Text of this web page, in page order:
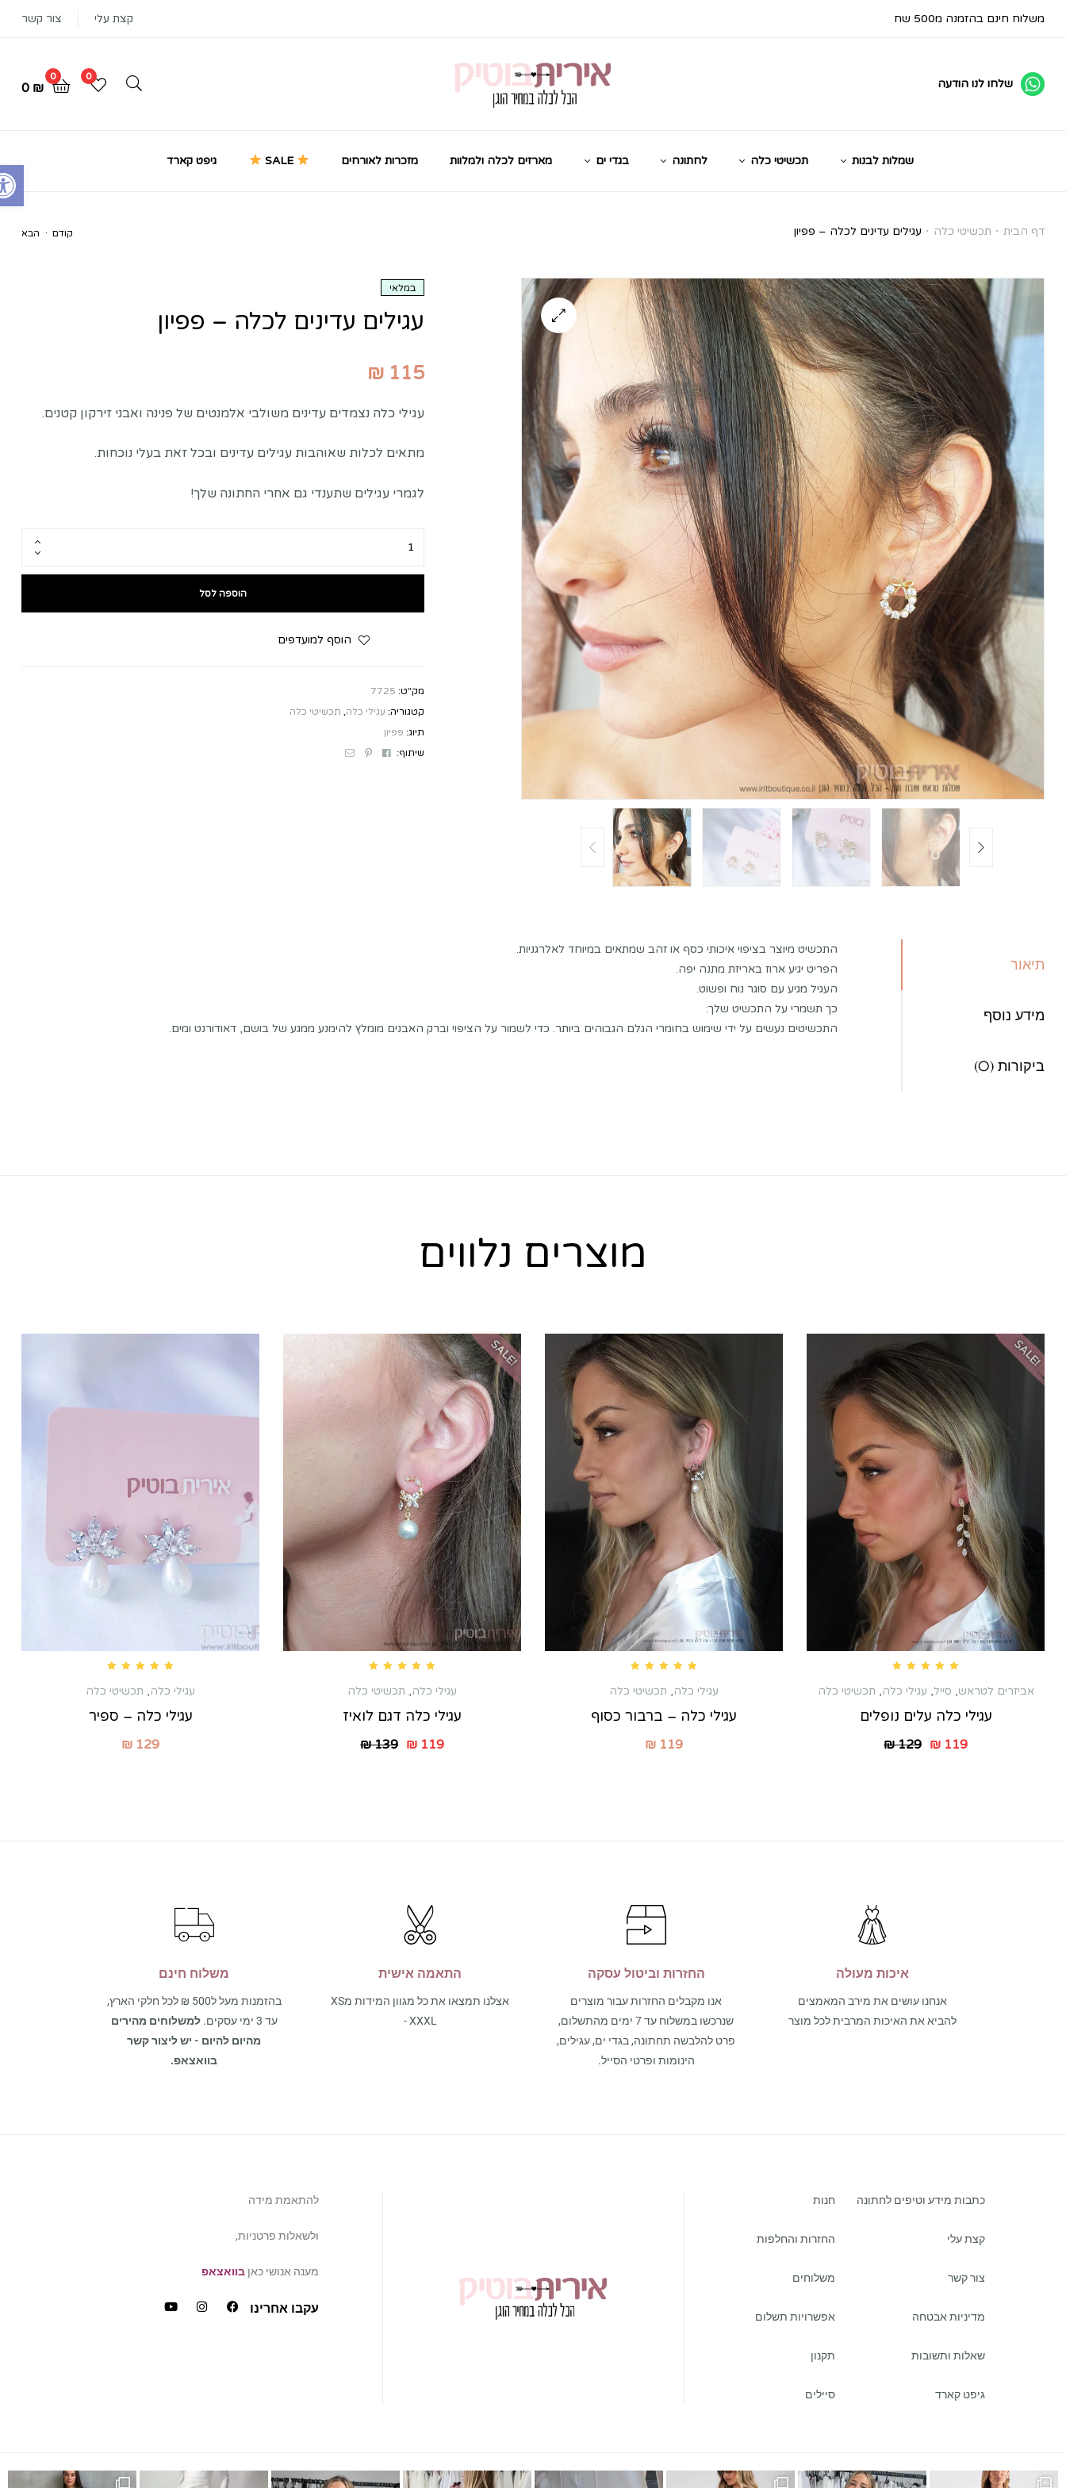
Open toolbar
משלוח חינם בהזמנה מ500 שח קצת עלי צור קשר
שלחו לנו הודעה
0
0
₪
שמלות לבנות תכשיטי כלה לחתונה בגדי ים מארזים לכלה ולמלוות מזכרות לאורחים SALE גיפט קארד
עגילים
עדינים
לכלה
–
פפיון
דף הבית תכשיטי כלה עגילים עדינים לכלה – פפיון קודם . הבא
במלאי
עגילים עדינים לכלה – פפיון
₪115
עגילי כלה נצמדים עדינים משולבי אלמנטים של פנינה ואבני זירקון קטנים.
מתאים לכלות שאוהבות עגילים עדינים ובכל זאת בעלי נוכחות.
לגמרי עגילים שתענדי גם אחרי החתונה שלך!
הוספה לסל
הוסף למועדפים
מק"ט: 7725
קטגוריה: עגילי כלה תכשיטי כלה
תיוג: פפיון
שיתוף:
Facebook
Pinterest
Email
תיאור
מידע נוסף
ביקורות (0)
התכשיט מיוצר בציפוי איכותי כסף או זהב שמתאים במיוחד לאלרגניות.
הפריט יגיע ארוז באריזת מתנה יפה.
העגיל מגיע עם סוגר נוח ופשוט.
כך תשמרי על התכשיט שלך:
התכשיטים נעשים על ידי שימוש בחומרי הגלם הגבוהים ביותר. כדי לשמור על הציפוי וברק האבנים מומלץ להימנע ממגע של בושם, דאודורנט ומים.
מוצרים נלווים
SALE!
אביזרים לטראש, סייל, עגילי כלה, תכשיטי כלה
עגילי כלה עלים נופלים
₪129 ₪119
עגילי כלה, תכשיטי כלה
עגילי כלה – ברבור כסוף
₪ 119
SALE!
עגילי כלה, תכשיטי כלה
עגילי כלה דגם לואיז
₪139 ₪119
עגילי כלה, תכשיטי כלה
עגילי כלה – ספיר
₪ 129
איכות מעולה
אנחנו עושים את מירב המאמצים
להביא את האיכות המרבית לכל מוצר
החזרות וביטול עסקה
אנו מקבלים החזרות עבור מוצרים
שנרכשו במשלוח עד 7 ימים מהתשלום,
פרט להלבשה תחתונה, בגדי ים, עגילים,
הינומות ופרטי הסייל.
התאמה אישית
אצלנו תמצאו את כל מגוון המידות מXS
- XXXL
משלוח חינם
בהזמנות מעל ל500 ₪ לכל חלקי הארץ,
עד 3 ימי עסקים.
למשלוחים מהירים
מהיום להיום - יש ליצור קשר
בוואצאפ.
כתבות מידע וטיפים לחתונה
קצת עלי
צור קשר
מדיניות אבטחה
שאלות ותשובות
גיפט קארד
חנות
החזרות והחלפות
משלוחים
אפשרויות תשלום
תקנון
סיילים
להתאמת מידה
ולשאלות פרטניות,
מענה אנושי כאן בוואצאפ
עקבו אחרינו
של פלאס סייז / מיד סכמה ביקשתן שהשמלה הזאת תחזו מחפשת הופעה לבנה?! אירית בוט Instagram post 17871110325538792
שמלת מקסי לבנה